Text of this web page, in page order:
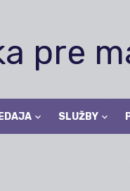
pre
SLUŽBY